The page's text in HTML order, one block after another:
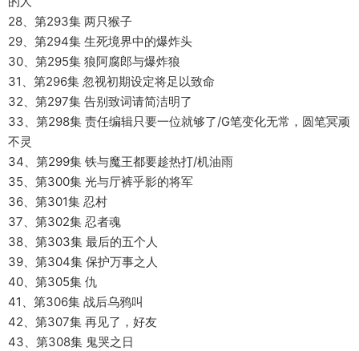
28、第293集 两只猴子
29、第294集 生死境界中的爆炸头
30、第295集 狼阿腐郎与爆炸狼
31、第296集 忽视初期设定将足以致命
32、第297集 告别致词请简洁明了
33、第298集 责任编辑只要一位就够了/G笔变化无常，圆笔冥顽
不灵
34、第299集 铁与魔王都要趁热打/机油雨
35、第300集 光与厅裤乎影的将军
36、第301集 忍村
37、第302集 忍者魂
38、第303集 最后的五个人
39、第304集 保护万事之人
40、第305集 仇
41、第306集 战后乌鸦叫
42、第307集 再见了，好友
43、第308集 鬼哭之日